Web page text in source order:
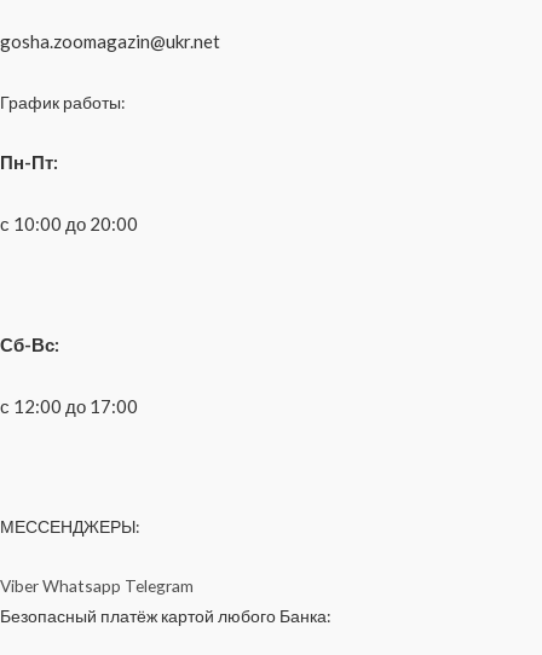
gosha.zoomagazin@ukr.net
График работы:
Пн-Пт:
с 10:00 до 20:00
Сб-Вс:
с 12:00 до 17:00
МЕССЕНДЖЕРЫ:
ViberWhatsapp Telegram
Безопасный платёж картой любого Банка: